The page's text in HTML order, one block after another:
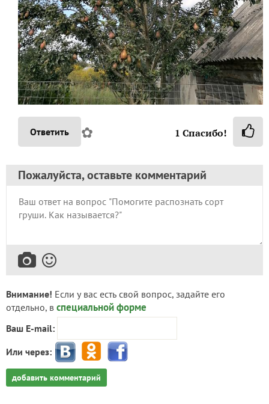
Ответить ✿ 1 Спасибо!
Пожалуйста, оставьте комментарий
Внимание! Если у вас есть свой вопрос, задайте его
отдельно, в специальной форме
Ваш E-mail:
Или через:
добавить комментарий